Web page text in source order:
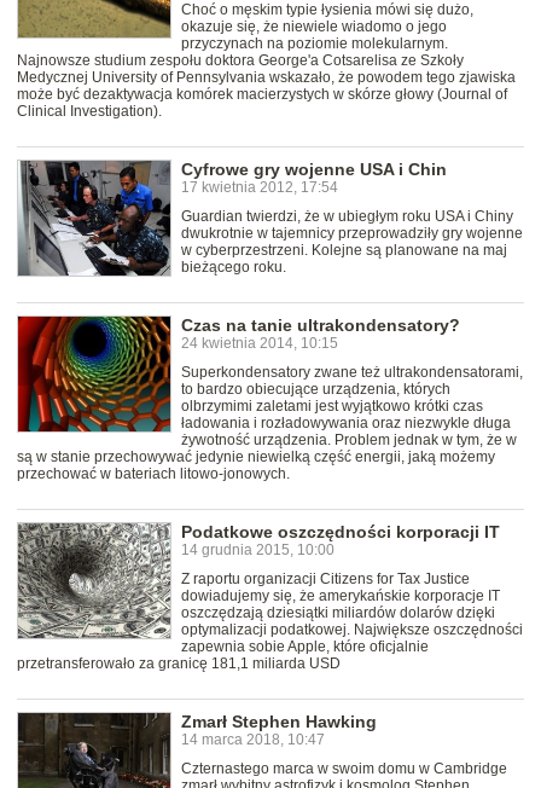
Choć o męskim typie łysienia mówi się dużo,
okazuje się, że niewiele wiadomo o jego
przyczynach na poziomie molekularnym.
Najnowsze studium zespołu doktora George'a Cotsarelisa ze Szkoły
Medycznej University of Pennsylvania wskazało, że powodem tego zjawiska
może być dezaktywacja komórek macierzystych w skórze głowy (Journal of
Clinical Investigation).
Cyfrowe gry wojenne USA i Chin
17 kwietnia 2012, 17:54
Guardian twierdzi, że w ubiegłym roku USA i Chiny
dwukrotnie w tajemnicy przeprowadziły gry wojenne
w cyberprzestrzeni. Kolejne są planowane na maj
bieżącego roku.
Czas na tanie ultrakondensatory?
24 kwietnia 2014, 10:15
Superkondensatory zwane też ultrakondensatorami,
to bardzo obiecujące urządzenia, których
olbrzymimi zaletami jest wyjątkowo krótki czas
ładowania i rozładowywania oraz niezwykle długa
żywotność urządzenia. Problem jednak w tym, że w
są w stanie przechowywać jedynie niewielką część energii, jaką możemy
przechować w bateriach litowo-jonowych.
Podatkowe oszczędności korporacji IT
14 grudnia 2015, 10:00
Z raportu organizacji Citizens for Tax Justice
dowiadujemy się, że amerykańskie korporacje IT
oszczędzają dziesiątki miliardów dolarów dzięki
optymalizacji podatkowej. Największe oszczędności
zapewnia sobie Apple, które oficjalnie
przetransferowało za granicę 181,1 miliarda USD
Zmarł Stephen Hawking
14 marca 2018, 10:47
Czternastego marca w swoim domu w Cambridge